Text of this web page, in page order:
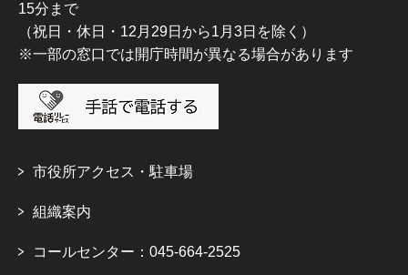
15分まで
（祝日・休日・12月29日から1月3日を除く）
※一部の窓口では開庁時間が異なる場合があります
市役所アクセス・駐車場
組織案内
コールセンター：045-664-2525